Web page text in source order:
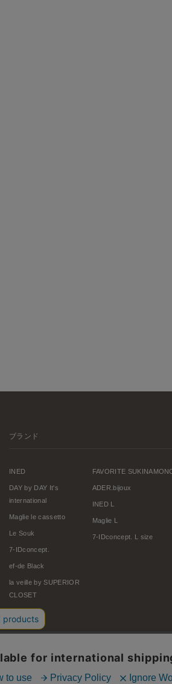
ブランド
INED
DAY by DAY It's
international
Maglie le cassetto
Le Souk
7-IDconcept.
ef-de Black
la veille by SUPERIOR
CLOSET
FAVORITE
ADER.bijoux
INED L
Maglie L
7-IDconcept. L size